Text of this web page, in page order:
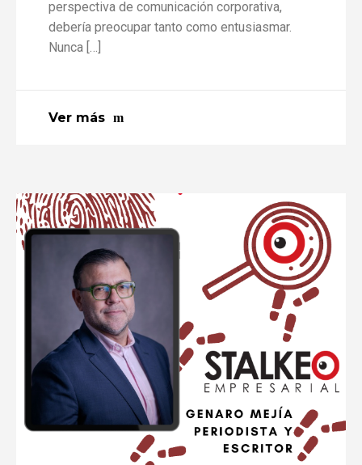
perspectiva de comunicación corporativa,
debería preocupar tanto como entusiasmar.
Nunca […]
Ver más